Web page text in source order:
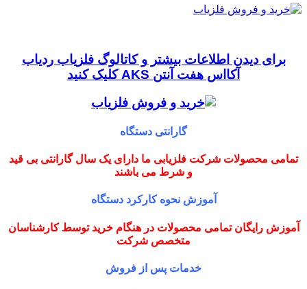
برای دیدن اطلاعات بیشتر و کاتالوگ فلزیاب ردیاب
آکااس هفت آنتن AKS کلیک کنید
گارانتی دستگاه
تمامی محصولات شرکت فلزیابی ما دارای یک سال گارانتی بی قید
و شرط می باشند
آموزش نحوه کارکرد دستگاه
آموزش رایگان تمامی محصولات در هنگام خرید توسط کارشناسان
متخصص شرکت
خدمات پس از فروش